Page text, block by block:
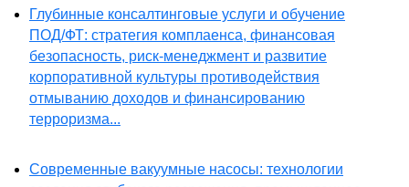
Глубинные консалтинговые услуги и обучение
ПОД/ФТ: стратегия комплаенса, финансовая
безопасность, риск-менеджмент и развитие
корпоративной культуры противодействия
отмыванию доходов и финансированию
терроризма...
Современные вакуумные насосы: технологии